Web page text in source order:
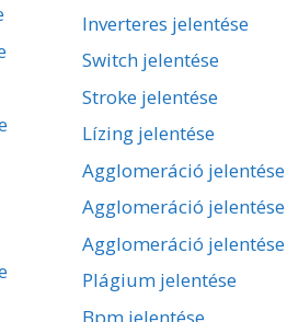
Inverteres jelentése
Switch jelentése
Stroke jelentése
Lízing jelentése
Agglomeráció jelentése
Agglomeráció jelentése
Agglomeráció jelentése
Plágium jelentése
Bpm jelentése